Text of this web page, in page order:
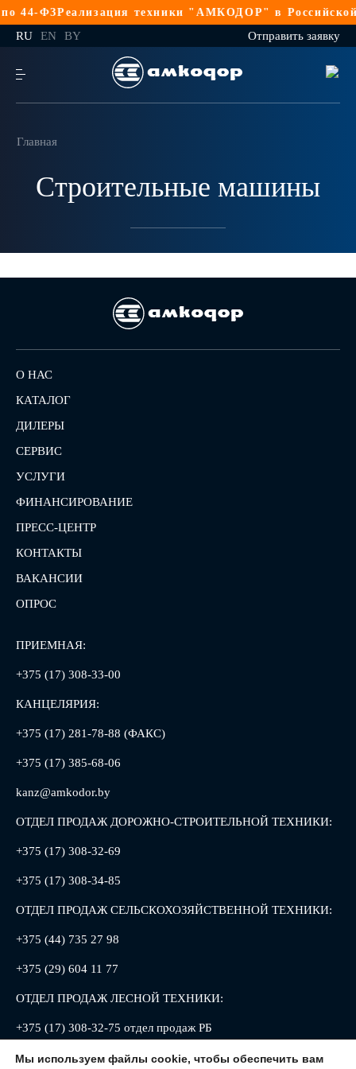
44-ФЗРеализация техники "АМКОДОР" в Российской
RU EN BY Отправить заявку
Главная
Строительные машины
О НАС
КАТАЛОГ
ДИЛЕРЫ
СЕРВИС
УСЛУГИ
ФИНАНСИРОВАНИЕ
ПРЕСС-ЦЕНТР
КОНТАКТЫ
ВАКАНСИИ
ОПРОС
ПРИЕМНАЯ:
+375 (17) 308-33-00
КАНЦЕЛЯРИЯ:
+375 (17) 281-78-88 (ФАКС)
+375 (17) 385-68-06
kanz@amkodor.by
ОТДЕЛ ПРОДАЖ ДОРОЖНО-СТРОИТЕЛЬНОЙ ТЕХНИКИ:
+375 (17) 308-32-69
+375 (17) 308-34-85
ОТДЕЛ ПРОДАЖ СЕЛЬСКОХОЗЯЙСТВЕННОЙ ТЕХНИКИ:
+375 (44) 735 27 98
+375 (29) 604 11 77
ОТДЕЛ ПРОДАЖ ЛЕСНОЙ ТЕХНИКИ:
+375 (17) 308-32-75 отдел продаж РБ
+375 (17) 308-32-88 отдел продаж РФ
Мы используем файлы cookie, чтобы обеспечить вам